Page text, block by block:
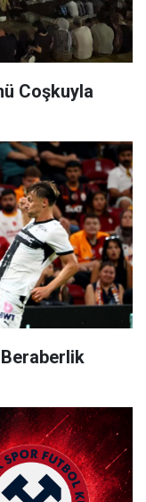
Coşkuyla